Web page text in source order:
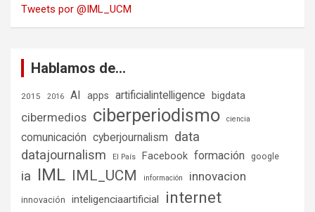
Tweets por @IML_UCM
Hablamos de…
2015 2016 AI apps artificialintelligence bigdata
cibermedios ciberperiodismo ciencia
comunicación cyberjournalism data
datajournalism El País Facebook formación google
ia IML IML_UCM información innovacion
innovación inteligenciaartificial internet